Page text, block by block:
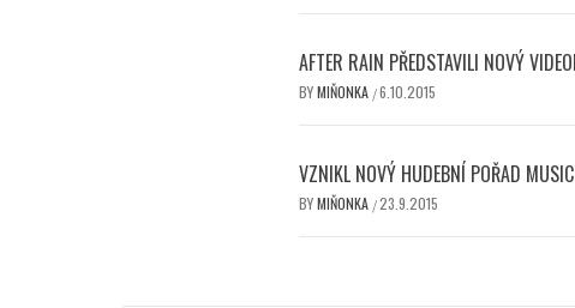
AFTER RAIN PŘEDSTAVILI NOVÝ
BYMIŇONKA /6.10.2015
VZNIKL NOVÝ HUDEBNÍ POŘAD
BYMIŇONKA /23.9.2015